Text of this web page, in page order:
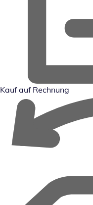
Kauf auf Rechnung